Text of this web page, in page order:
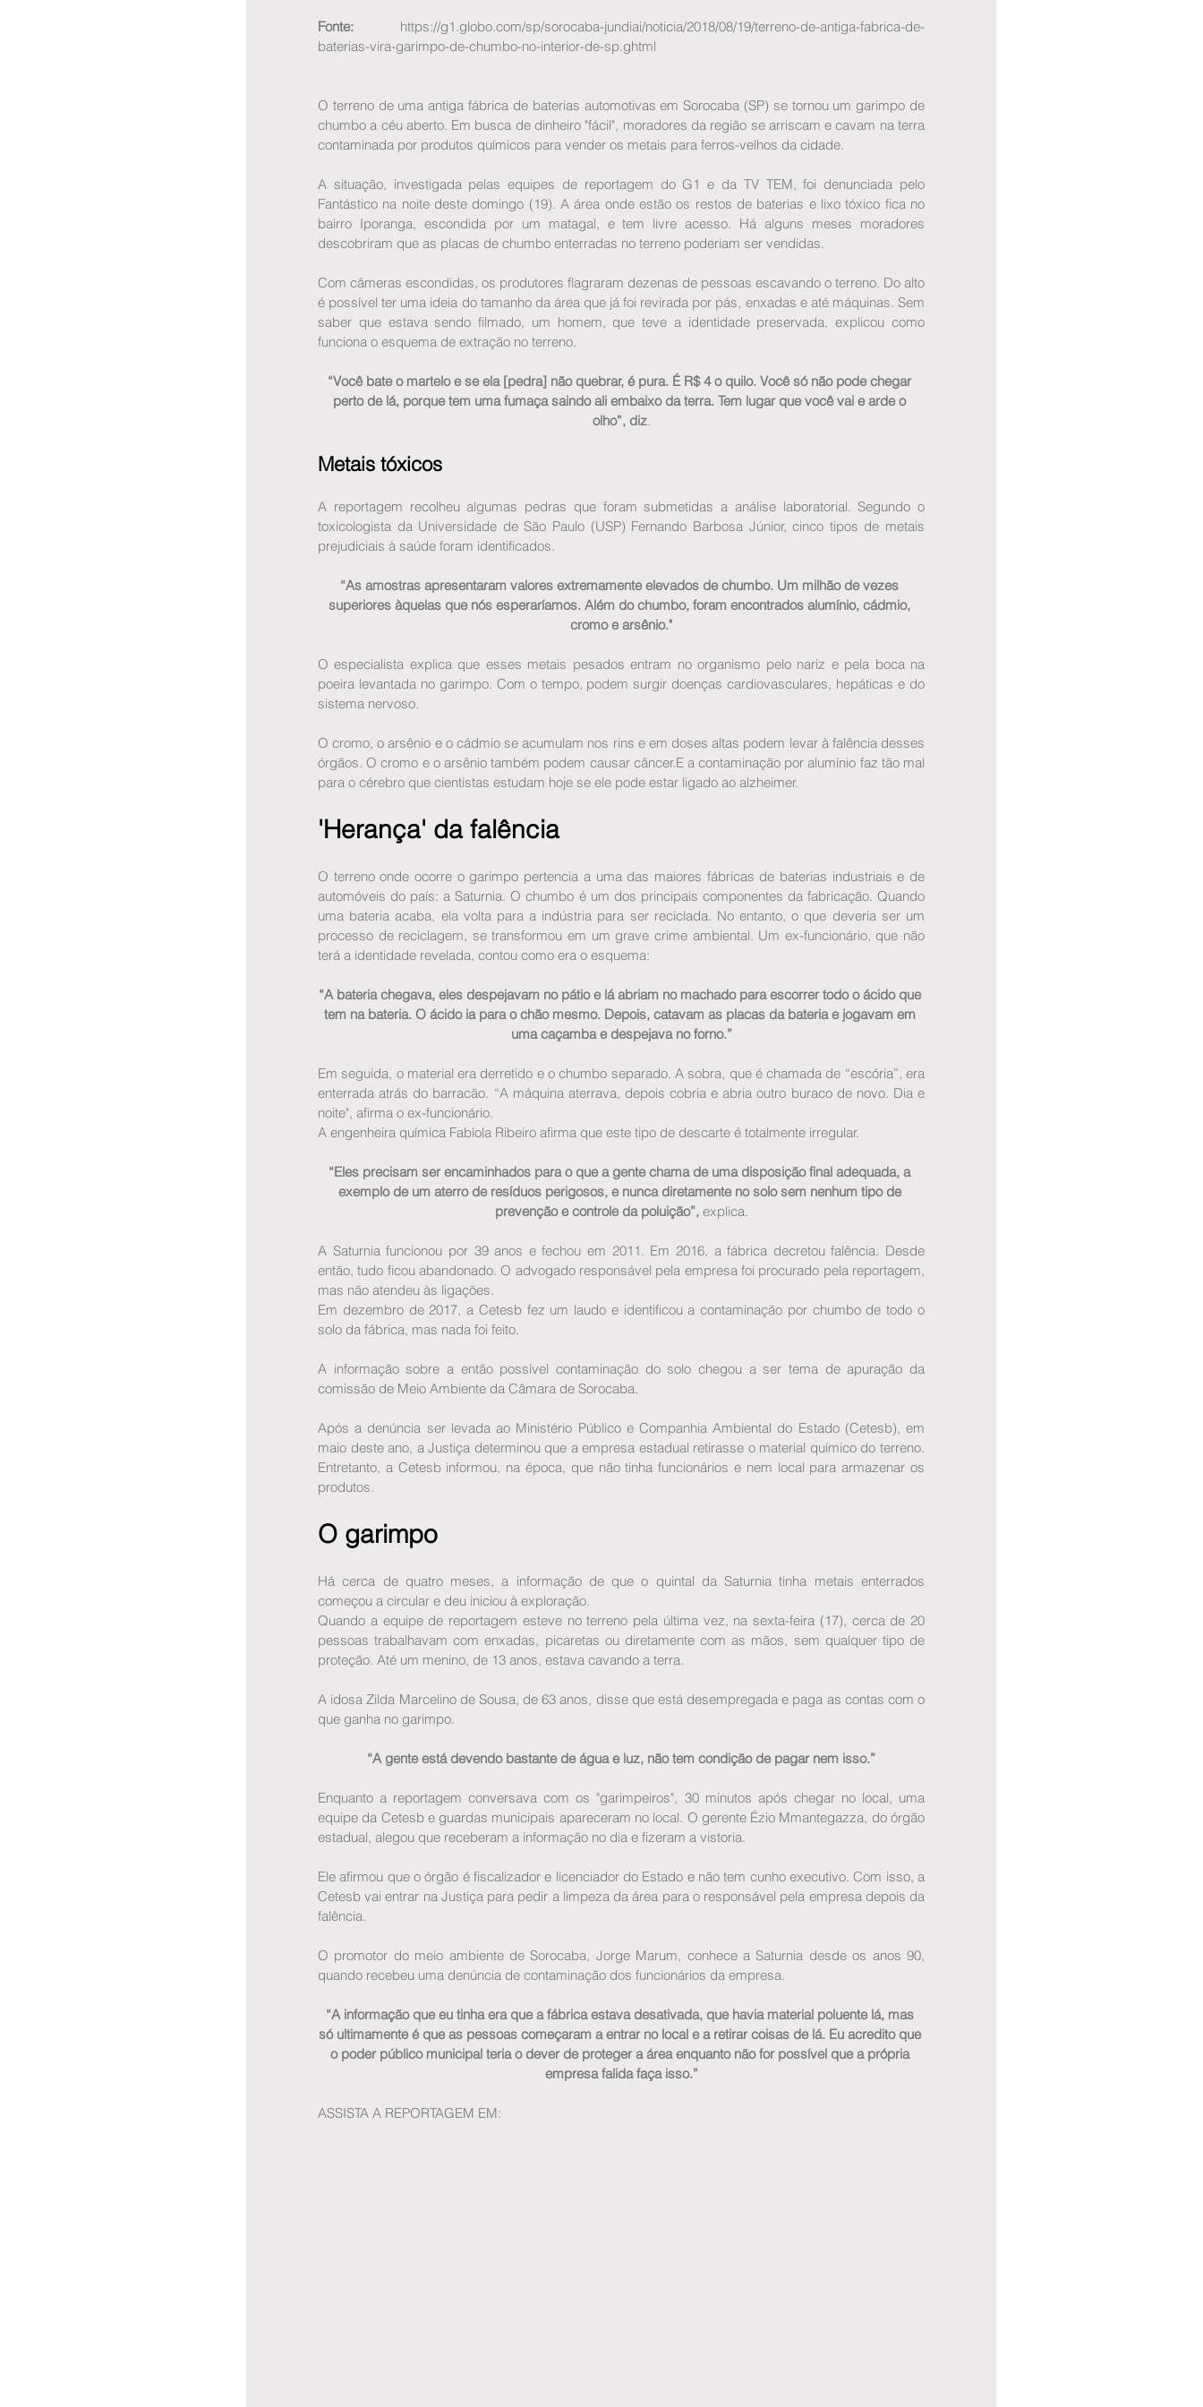
Fonte: https://g1.globo.com/sp/sorocaba-jundiai/noticia/2018/08/19/terreno-de-antiga-fabrica-de-
baterias-vira-garimpo-de-chumbo-no-interior-de-sp.ghtml
O terreno de uma antiga fábrica de baterias automotivas em Sorocaba (SP) se tornou um garimpo de
chumbo a céu aberto. Em busca de dinheiro "fácil", moradores da região se arriscam e cavam na terra
contaminada por produtos químicos para vender os metais para ferros-velhos da cidade.
A situação, investigada pelas equipes de reportagem do G1 e da TV TEM, foi denunciada pelo
Fantástico na noite deste domingo (19). A área onde estão os restos de baterias e lixo tóxico fica no
bairro Iporanga, escondida por um matagal, e tem livre acesso. Há alguns meses moradores
descobriram que as placas de chumbo enterradas no terreno poderiam ser vendidas.
Com câmeras escondidas, os produtores flagraram dezenas de pessoas escavando o terreno. Do alto
é possível ter uma ideia do tamanho da área que já foi revirada por pás, enxadas e até máquinas. Sem
saber que estava sendo filmado, um homem, que teve a identidade preservada, explicou como
funciona o esquema de extração no terreno.
“Você bate o martelo e se ela [pedra] não quebrar, é pura. É R$ 4 o quilo. Você só não pode chegar
perto de lá, porque tem uma fumaça saindo ali embaixo da terra. Tem lugar que você vai e arde o
olho”, diz.
Metais tóxicos
A reportagem recolheu algumas pedras que foram submetidas a análise laboratorial. Segundo o
toxicologista da Universidade de São Paulo (USP) Fernando Barbosa Júnior, cinco tipos de metais
prejudiciais à saúde foram identificados.
“As amostras apresentaram valores extremamente elevados de chumbo. Um milhão de vezes
superiores àquelas que nós esperaríamos. Além do chumbo, foram encontrados alumínio, cádmio,
cromo e arsênio."
O especialista explica que esses metais pesados entram no organismo pelo nariz e pela boca na
poeira levantada no garimpo. Com o tempo, podem surgir doenças cardiovasculares, hepáticas e do
sistema nervoso.
O cromo, o arsênio e o cádmio se acumulam nos rins e em doses altas podem levar à falência desses
órgãos. O cromo e o arsênio também podem causar câncer.E a contaminação por alumínio faz tão mal
para o cérebro que cientistas estudam hoje se ele pode estar ligado ao alzheimer.
'Herança' da falência
O terreno onde ocorre o garimpo pertencia a uma das maiores fábricas de baterias industriais e de
automóveis do país: a Saturnia. O chumbo é um dos principais componentes da fabricação. Quando
uma bateria acaba, ela volta para a indústria para ser reciclada. No entanto, o que deveria ser um
processo de reciclagem, se transformou em um grave crime ambiental. Um ex-funcionário, que não
terá a identidade revelada, contou como era o esquema:
“A bateria chegava, eles despejavam no pátio e lá abriam no machado para escorrer todo o ácido que
tem na bateria. O ácido ia para o chão mesmo. Depois, catavam as placas da bateria e jogavam em
uma caçamba e despejava no forno.”
Em seguida, o material era derretido e o chumbo separado. A sobra, que é chamada de “escória”, era
enterrada atrás do barracão. “A máquina aterrava, depois cobria e abria outro buraco de novo. Dia e
noite", afirma o ex-funcionário.
A engenheira química Fabíola Ribeiro afirma que este tipo de descarte é totalmente irregular.
“Eles precisam ser encaminhados para o que a gente chama de uma disposição final adequada, a
exemplo de um aterro de resíduos perigosos, e nunca diretamente no solo sem nenhum tipo de
prevenção e controle da poluição”, explica.
A Saturnia funcionou por 39 anos e fechou em 2011. Em 2016, a fábrica decretou falência. Desde
então, tudo ficou abandonado. O advogado responsável pela empresa foi procurado pela reportagem,
mas não atendeu às ligações.
Em dezembro de 2017, a Cetesb fez um laudo e identificou a contaminação por chumbo de todo o
solo da fábrica, mas nada foi feito.
A informação sobre a então possível contaminação do solo chegou a ser tema de apuração da
comissão de Meio Ambiente da Câmara de Sorocaba.
Após a denúncia ser levada ao Ministério Público e Companhia Ambiental do Estado (Cetesb), em
maio deste ano, a Justiça determinou que a empresa estadual retirasse o material químico do terreno.
Entretanto, a Cetesb informou, na época, que não tinha funcionários e nem local para armazenar os
produtos.
O garimpo
Há cerca de quatro meses, a informação de que o quintal da Saturnia tinha metais enterrados
começou a circular e deu iniciou à exploração.
Quando a equipe de reportagem esteve no terreno pela última vez, na sexta-feira (17), cerca de 20
pessoas trabalhavam com enxadas, picaretas ou diretamente com as mãos, sem qualquer tipo de
proteção. Até um menino, de 13 anos, estava cavando a terra.
A idosa Zilda Marcelino de Sousa, de 63 anos, disse que está desempregada e paga as contas com o
que ganha no garimpo.
“A gente está devendo bastante de água e luz, não tem condição de pagar nem isso.”
Enquanto a reportagem conversava com os "garimpeiros", 30 minutos após chegar no local, uma
equipe da Cetesb e guardas municipais apareceram no local. O gerente Ézio Mmantegazza, do órgão
estadual, alegou que receberam a informação no dia e fizeram a vistoria.
Ele afirmou que o órgão é fiscalizador e licenciador do Estado e não tem cunho executivo. Com isso, a
Cetesb vai entrar na Justiça para pedir a limpeza da área para o responsável pela empresa depois da
falência.
O promotor do meio ambiente de Sorocaba, Jorge Marum, conhece a Saturnia desde os anos 90,
quando recebeu uma denúncia de contaminação dos funcionários da empresa.
“A informação que eu tinha era que a fábrica estava desativada, que havia material poluente lá, mas
só ultimamente é que as pessoas começaram a entrar no local e a retirar coisas de lá. Eu acredito que
o poder público municipal teria o dever de proteger a área enquanto não for possível que a própria
empresa falida faça isso.”
ASSISTA A REPORTAGEM EM: